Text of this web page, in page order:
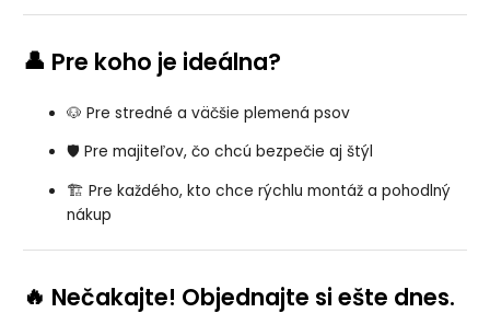
👤 Pre koho je ideálna?
🐶 Pre stredné a väčšie plemená psov
🛡️ Pre majiteľov, čo chcú bezpečie aj štýl
🏗️ Pre každého, kto chce rýchlu montáž a pohodlný
nákup
🔥 Nečakajte! Objednajte si ešte dnes.